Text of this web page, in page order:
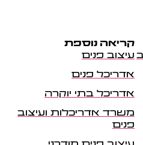
קריאה נוספת
עיצוב פנים
אדריכל פנים
אדריכל בתי יוקרה
משרד אדריכלות ועיצוב
פנים